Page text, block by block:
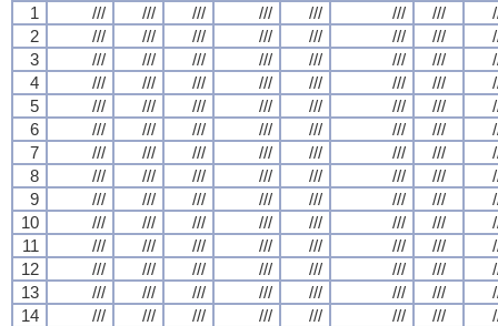
1
/// /// /// /// /// /// ///
2
/// /// /// /// /// /// ///
3
/// /// /// /// /// /// ///
4
/// /// /// /// /// /// ///
5
/// /// /// /// /// /// ///
6
/// /// /// /// /// /// ///
7
/// /// /// /// /// /// ///
8
/// /// /// /// /// /// ///
9
/// /// /// /// /// /// ///
10
/// /// /// /// /// /// ///
11
/// /// /// /// /// /// ///
12
/// /// /// /// /// /// ///
13
/// /// /// /// /// /// ///
14
/// /// /// /// /// /// ///
1
/// /// /// /// /// /// ///
2
/// /// /// /// /// /// ///
3
/// /// /// /// /// /// ///
4
/// /// /// /// /// /// ///
5
/// /// /// /// /// /// ///
6
/// /// /// /// /// /// ///
7
/// /// /// /// /// /// ///
8
/// /// /// /// /// /// ///
9
/// /// /// /// /// /// ///
10
/// /// /// /// /// /// ///
11
/// /// /// /// /// /// ///
12
/// /// /// /// /// /// ///
13
/// /// /// /// /// /// ///
14
/// /// /// /// /// /// ///
1
/// /// /// /// /// /// ///
2
/// /// /// /// /// /// ///
3
/// /// /// /// /// /// ///
4
/// /// /// /// /// /// ///
5
/// /// /// /// /// /// ///
6
/// /// /// /// /// /// ///
7
/// /// /// /// /// /// ///
8
/// /// /// /// /// /// ///
9
/// /// /// /// /// /// ///
10
/// /// /// /// /// /// ///
11
/// /// /// /// /// /// ///
12
/// /// /// /// /// /// ///
13
/// /// /// /// /// /// ///
14
/// /// /// /// /// /// ///
1
/// /// /// /// /// /// ///
2
/// /// /// /// /// /// ///
3
/// /// /// /// /// /// ///
4
/// /// /// /// /// /// ///
5
/// /// /// /// /// /// ///
6
/// /// /// /// /// /// ///
7
/// /// /// /// /// /// ///
8
/// /// /// /// /// /// ///
9
/// /// /// /// /// /// ///
10
/// /// /// /// /// /// ///
11
/// /// /// /// /// /// ///
12
/// /// /// /// /// /// ///
13
/// /// /// /// /// /// ///
14
/// /// /// /// /// /// ///